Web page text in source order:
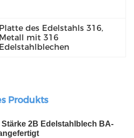
Platte des Edelstahls 316,
Metall mit 316
Edelstahlblechen
Produkts
Stärke 2B Edelstahlblech BA-